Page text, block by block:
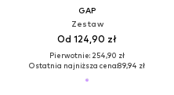
GAP
Zestaw
Od 124,90 zł
Pierwotnie: 254,90 zł
Ostatnia najniższa cena:89,94 zł